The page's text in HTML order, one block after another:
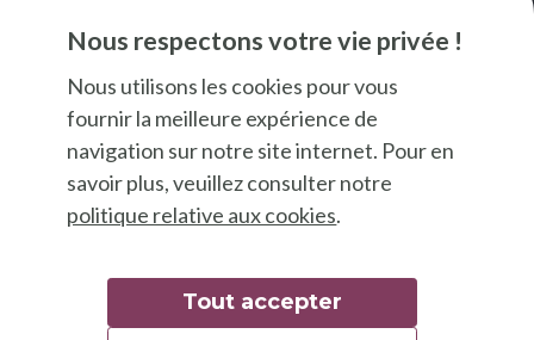
Nous respectons votre vie privée !
Nous utilisons les cookies pour vous
fournir la meilleure expérience de
navigation sur notre site internet. Pour en
savoir plus, veuillez consulter notre
politique relative aux cookies.
Tout accepter